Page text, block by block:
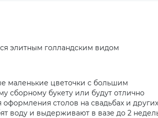
элитным голландским видом
маленькие цветочки с большим
сборному букету или будут отлично
столов на свадьбах и других
воду и выдерживают в вазе до 2